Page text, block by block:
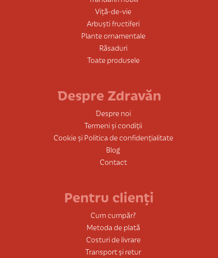
Viță-de-vie
Arbuști fructiferi
Plante ornamentale
Răsaduri
Toate produsele
Despre Zdravăn
Despre noi
Termeni și condiții
Cookie și Politica de confidențialitate
Blog
Contact
Pentru clienți
Cum cumpăr?
Metoda de plată
Costuri de livrare
Transport și retur